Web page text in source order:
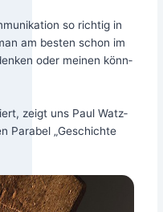
so rich­tig in
am bes­ten schon im
oder mei­nen könn­
zeigt uns Paul Watz­
Para­bel „Geschich­te